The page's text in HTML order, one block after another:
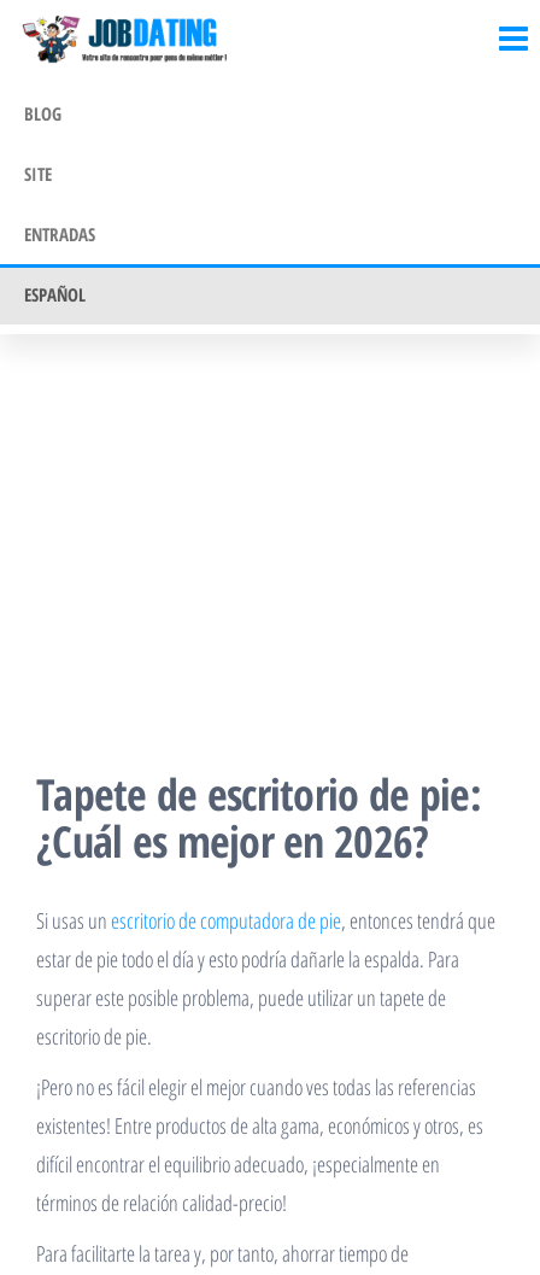
Saltar
BLOG
SITE
ENTRADAS
ESPAÑOL
Tapete de escritorio de pie:
¿Cuál es mejor en 2026?
Si usas unescritorio de computadora de pie, entonces tendrá que
estar de pie todo el día y esto podría dañarle la espalda. Para
superar este posible problema, puede utilizar un tapete de
escritorio de pie.
¡Pero no es fácil elegir el mejor cuando ves todas las referencias
existentes! Entre productos de alta gama, económicos y otros, es
difícil encontrar el equilibrio adecuado, ¡especialmente en
términos de relación calidad-precio!
Para facilitarte la tarea y, por tanto, ahorrar tiempo de